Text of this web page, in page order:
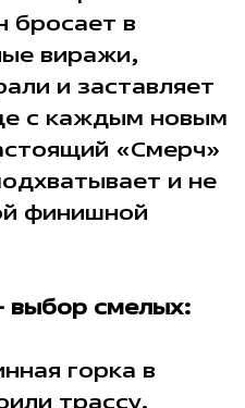
бросает в
виражи,
и заставляет
с каждым новым
«Смерч»
и не
финишной
выбор смелых:
горка в
трассу,